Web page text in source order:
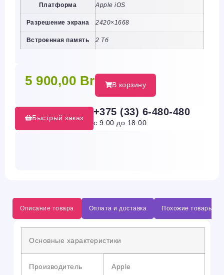
Платформа Apple iOS
Разрешение экрана 2420×1668
Встроенная память 2 Тб
5 900,00 Br В корзину
Быстрый заказ
+375 (33) 6-480-480
с 9:00 до 18:00
Описание товара Оплата и доставка Похожие товары
Основные характеристики
Производитель Apple